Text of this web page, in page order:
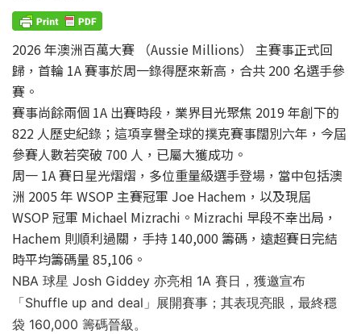
2026 年澳洲百萬大賽 （Aussie Millions） 主賽事正式回
歸，首輪 1A 賽事於周一錄得歷來新高，合共 200 名選手參
賽。
賽事尚餘兩個 1A 出賽時段，業界目光聚焦 2019 年創下的
822 人歷史紀錄；這項享譽全球的撲克賽事闊別六年，今屆
參賽人數若突破 700 人，已屬大獲成功。
周一 1A 賽日星光熠熠，多位重量級選手登場，當中包括澳
洲 2005 年 WSOP 主賽冠軍 Joe Hachem，以及現屆
WSOP 冠軍 Michael Mizrachi。Mizrachi 早段不幸出局，
Hachem 則順利過關，手持 140,000 籌碼，遠超賽日完結
時平均籌碼量 85,106。
NBA 球星 Josh Giddey 亦亮相 1A 賽日，獲邀宣布
「Shuffle up and deal」展開賽事；其表現亮眼，最終穩
袋 160,000 籌碼晉級。